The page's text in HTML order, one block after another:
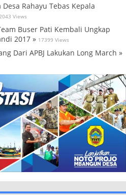
Rahayu Tebas Kepala
Views
Buser Pati Kembali Ungkap
2017 » 17399 Views
Dari APBJ Lakukan Long March »